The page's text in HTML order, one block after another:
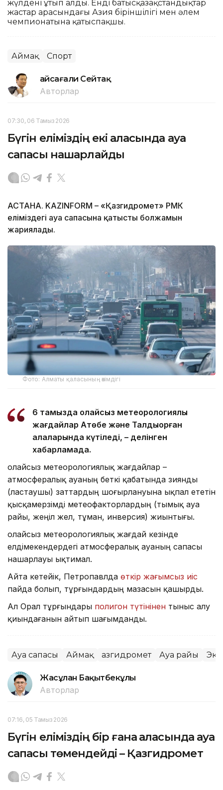
жүлдені ұтып алды. Енді батысқазақстандықтар
жастар арасындағы Азия біріншілігі мен әлем
чемпионатына қатыспақшы.
Аймақ Спорт
Ғайсағали Сейтақ
Авторлар
07:30, 06 Тамыз 2026
Бүгін еліміздің екі қаласында ауа
сапасы нашарлайды
АСТАНА. KAZINFORM – «Қазгидромет» РМК
еліміздегі ауа сапасына қатысты болжамын
жариялады.
Фото: Алматы қаласының әкімдігі
6 тамызда қолайсыз метеорологиялық
жағдайлар Ақтөбе және Талдықорған
қалаларында күтіледі, – делінген
хабарламада.
Қолайсыз метеорологиялық жағдайлар –
атмосфералық ауаның беткі қабатында зиянды
(ластаушы) заттардың шоғырлануына ықпал ететін
қысқамерзімді метеофакторлардың (тымық ауа
райы, жеңіл жел, тұман, инверсия) жиынтығы.
Қолайсыз метеорологиялық жағдай кезінде
елдімекендердегі атмосфералық ауаның сапасы
нашарлауы ықтимал.
Айта кетейік, Петропавлда өткір жағымсыз иіс
пайда болып, тұрғындардың мазасын қашырды.
Ал Орал тұрғындары полигон түтінінен тыныс алу
қиындағанын айтып шағымданды.
Ауа сапасы Аймақ Қазгидромет Ауа райы
Жасұлан Бақытбекұлы
Авторлар
07:16, 05 Тамыз 2026
Бүгін еліміздің бір ғана қаласында ауа
сапасы төмендейді – Қазгидромет